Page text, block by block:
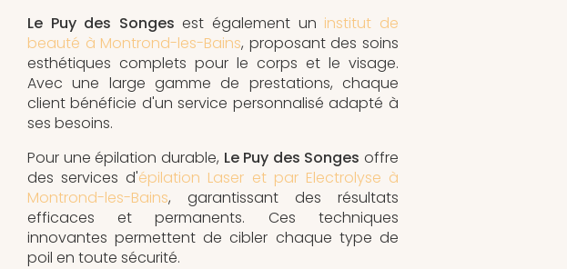
Le Puy des Songes est également un institut de
beauté à Montrond-les-Bains, proposant des soins
esthétiques complets pour le corps et le visage.
Avec une large gamme de prestations, chaque
client bénéficie d'un service personnalisé adapté à
ses besoins.
Pour une épilation durable, Le Puy des Songes offre
des services d'épilation Laser et par Electrolyse à
Montrond-les-Bains, garantissant des résultats
efficaces et permanents. Ces techniques
innovantes permettent de cibler chaque type de
poil en toute sécurité.